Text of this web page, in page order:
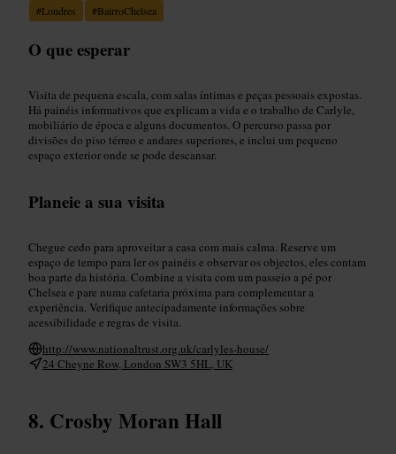
#Londres #BairroChelsea
O que esperar
Visita de pequena escala, com salas íntimas e peças pessoais expostas.
Há painéis informativos que explicam a vida e o trabalho de Carlyle,
mobiliário de época e alguns documentos. O percurso passa por
divisões do piso térreo e andares superiores, e inclui um pequeno
espaço exterior onde se pode descansar.
Planeie a sua visita
Chegue cedo para aproveitar a casa com mais calma. Reserve um
espaço de tempo para ler os painéis e observar os objectos, eles contam
boa parte da história. Combine a visita com um passeio a pé por
Chelsea e pare numa cafetaria próxima para complementar a
experiência. Verifique antecipadamente informações sobre
acessibilidade e regras de visita.
http://www.nationaltrust.org.uk/carlyles-house/
24 Cheyne Row, London SW3 5HL, UK
Crosby Moran Hall